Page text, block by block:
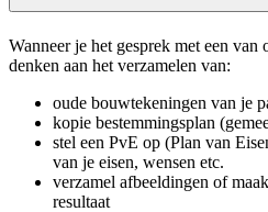
Wanneer je het gesprek met een van
denken aan het verzamelen van:
oude bouwtekeningen van je
kopie bestemmingsplan
stel een PvE op (Plan van
van je eisen, wensen etc.
verzamel afbeeldingen of
resultaat